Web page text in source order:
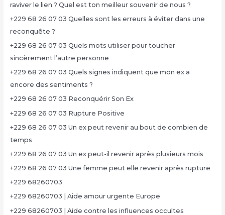
raviver le lien ? Quel est ton meilleur souvenir de nous ?
+229 68 26 07 03 Quelles sont les erreurs à éviter dans une
reconquête ?
+229 68 26 07 03 Quels mots utiliser pour toucher
sincèrement l’autre personne
+229 68 26 07 03 Quels signes indiquent que mon ex a
encore des sentiments ?
+229 68 26 07 03 Reconquérir Son Ex
+229 68 26 07 03 Rupture Positive
+229 68 26 07 03 Un ex peut revenir au bout de combien de
temps
+229 68 26 07 03 Un ex peut-il revenir après plusieurs mois
+229 68 26 07 03 Une femme peut elle revenir après rupture
+229 68260703
+229 68260703 | Aide amour urgente Europe
+229 68260703 | Aide contre les influences occultes